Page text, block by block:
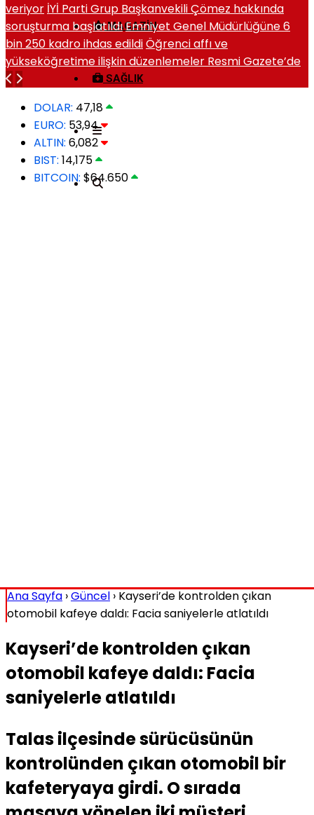
MAGAZIN
SAĞLIK
veriyor İYİ Parti Grup Başkanvekili Çömez hakkında
soruşturma başlatıldıEmniyet Genel Müdürlüğüne 6
bin 250 kadro ihdas edildiÖğrenci affı ve
yükseköğretime ilişkin düzenlemeler Resmi Gazete’de
DOLAR: 47,18
EURO: 53,94
ALTIN: 6,082
BIST: 14,175
BITCOIN: $64.650
Ana Sayfa ›Güncel › Kayseri’de kontrolden çıkan
otomobil kafeye daldı: Facia saniyelerle atlatıldı
Kayseri’de kontrolden çıkan
otomobil kafeye daldı: Facia
saniyelerle atlatıldı
Talas ilçesinde sürücüsünün
kontrolünden çıkan otomobil bir
kafeteryaya girdi. O sırada